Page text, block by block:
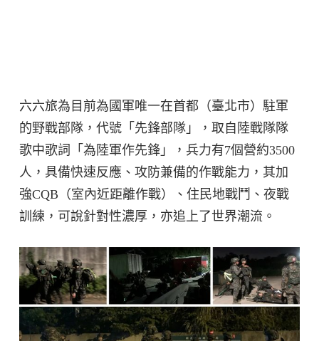
六六旅為目前為國軍唯一在首都（臺北市）駐軍
的野戰部隊，代號「先鋒部隊」，取自陸戰隊隊
歌中歌詞「為陸軍作先鋒」，兵力有7個營約3500
人，具備快速反應、攻防兼備的作戰能力，其加
強CQB（室內近距離作戰）、住民地戰鬥、夜戰
訓練，可說針對性濃厚，亦追上了世界潮流。